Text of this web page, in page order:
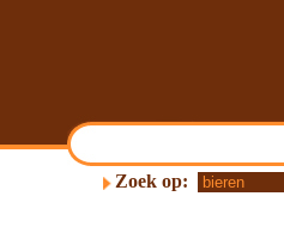
Zoek op: